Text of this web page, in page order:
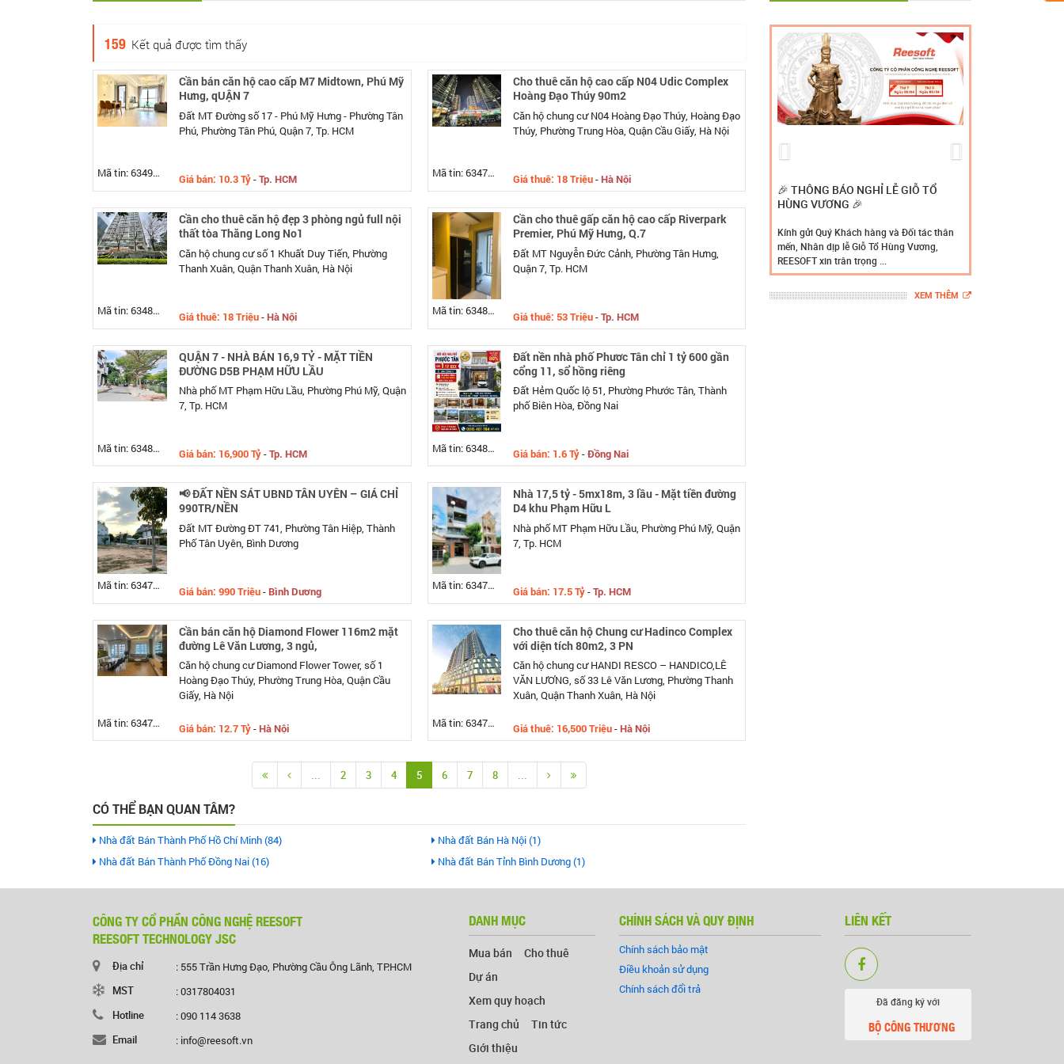
159 Kết quả được tìm thấy
Mã tin: 634900
Cần bán căn hộ cao cấp M7 Midtown, Phú Mỹ
Hưng, qUẬN 7
Đất MT Đường số 17 - Phú Mỹ Hưng - Phường Tân
Phú, Phường Tân Phú, Quận 7, Tp. HCM
Giá bán: 10.3 Tỷ-Tp. HCM Mã tin: 634788
Cho thuê căn hộ cao cấp N04 Udic Complex
Hoàng Đạo Thúy 90m2
Căn hộ chung cư N04 Hoàng Đạo Thúy, Hoàng Đạo
Thúy, Phường Trung Hòa, Quận Cầu Giấy, Hà Nội
Giá thuê: 18 Triệu-Hà Nội
Mã tin: 634899
Cần cho thuê căn hộ đẹp 3 phòng ngủ full nội
thất tòa Thăng Long No1
Căn hộ chung cư số 1 Khuất Duy Tiến, Phường
Thanh Xuân, Quận Thanh Xuân, Hà Nội
Giá thuê: 18 Triệu-Hà Nội Mã tin: 634861
Cần cho thuê gấp căn hộ cao cấp Riverpark
Premier, Phú Mỹ Hưng, Q.7
Đất MT Nguyễn Đức Cảnh, Phường Tân Hưng,
Quận 7, Tp. HCM
Giá thuê: 53 Triệu-Tp. HCM
Mã tin: 634827
QUẬN 7 - NHÀ BÁN 16,9 TỶ - MẶT TIỀN
ĐƯỜNG D5B PHẠM HỮU LẦU
Nhà phố MT Phạm Hữu Lầu, Phường Phú Mỹ, Quận
7, Tp. HCM
Giá bán: 16,900 Tỷ-Tp. HCM Mã tin: 634805
Đất nền nhà phố Phươc Tân chỉ 1 tỷ 600 gần
cổng 11, sổ hồng riêng
Đất Hẻm Quốc lộ 51, Phường Phước Tân, Thành
phố Biên Hòa, Đồng Nai
Giá bán: 1.6 Tỷ-Đồng Nai
Mã tin: 634791
📢 ĐẤT NỀN SÁT UBND TÂN UYÊN – GIÁ CHỈ
990TR/NỀN
Đất MT Đường ĐT 741, Phường Tân Hiệp, Thành
Phố Tân Uyên, Bình Dương
Giá bán: 990 Triệu-Bình Dương Mã tin: 634790
Nhà 17,5 tỷ - 5mx18m, 3 lầu - Mặt tiền đường
D4 khu Phạm Hữu L
Nhà phố MT Phạm Hữu Lầu, Phường Phú Mỹ, Quận
7, Tp. HCM
Giá bán: 17.5 Tỷ-Tp. HCM
Mã tin: 634789
Cần bán căn hộ Diamond Flower 116m2 mặt
đường Lê Văn Lương, 3 ngủ,
Căn hộ chung cư Diamond Flower Tower, số 1
Hoàng Đạo Thúy, Phường Trung Hòa, Quận Cầu
Giấy, Hà Nội
Giá bán: 12.7 Tỷ-Hà Nội Mã tin: 634787
Cho thuê căn hộ Chung cư Hadinco Complex
với diện tích 80m2, 3 PN
Căn hộ chung cư HANDI RESCO – HANDICO,LÊ
VĂN LƯƠNG, số 33 Lê Văn Lương, Phường Thanh
Xuân, Quận Thanh Xuân, Hà Nội
Giá thuê: 16,500 Triệu-Hà Nội
... 2 3 4 5 6 7 8 ...
CÓ THỂ BẠN QUAN TÂM?
Nhà đất Bán Thành Phố Hồ Chí Minh (84)
Nhà đất Bán Hà Nội (1)
Nhà đất Bán Thành Phố Đồng Nai (16)
Nhà đất Bán Tỉnh Bình Dương (1)
🎉 THÔNG BÁO NGHỈ LỄ GIỖ TỔ
HÙNG VƯƠNG 🎉
Kính gửi Quý Khách hàng và Đối tác thân
mến, Nhân dịp lễ Giỗ Tổ Hùng Vương,
REESOFT xin trân trọng ...
Previous Next
XEM THÊM
CÔNG TY CỔ PHẦN CÔNG NGHỆ REESOFT
REESOFT TECHNOLOGY JSC
Địa chỉ
: 555 Trần Hưng Đạo, Phường Cầu Ông Lãnh, TP.HCM
MST
: 0317804031
Hotline
: 090 114 3638
Email
: info@reesoft.vn
DANH MỤC
Mua bán
Cho thuê
Dự án
Xem quy hoạch
Trang chủ
Tin tức
Giới thiệu
CHÍNH SÁCH VÀ QUY ĐỊNH
Chính sách bảo mật
Điều khoản sử dụng
Chính sách đổi trả
LIÊN KẾT
Đã đăng ký với
BỘ CÔNG THƯƠNG